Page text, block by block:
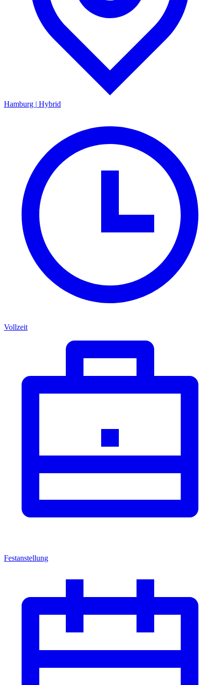
Hamburg | Hybrid
Vollzeit
Festanstellung